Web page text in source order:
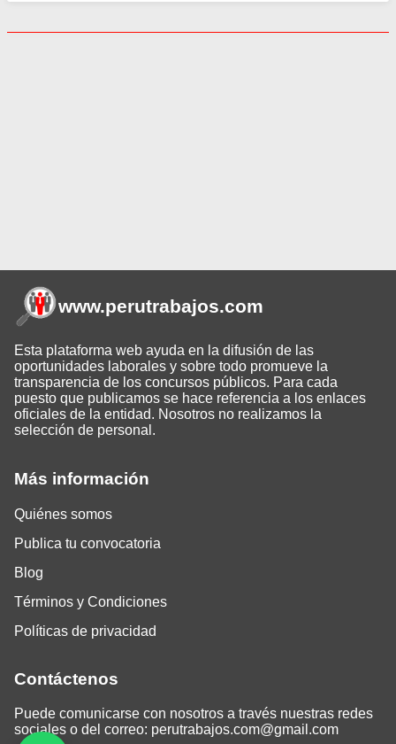
Más información
Quiénes somos
Publica tu convocatoria
Blog
Términos y Condiciones
Políticas de privacidad
Contáctenos
Puede comunicarse con nosotros a través nuestras redes
sociales o del correo: perutrabajos.com@gmail.com
www.perutrabajos.com
Esta plataforma web ayuda en la difusión de las
oportunidades laborales y sobre todo promueve la
transparencia de los concursos públicos. Para cada
puesto que publicamos se hace referencia a los enlaces
oficiales de la entidad. Nosotros no realizamos la
selección de personal.